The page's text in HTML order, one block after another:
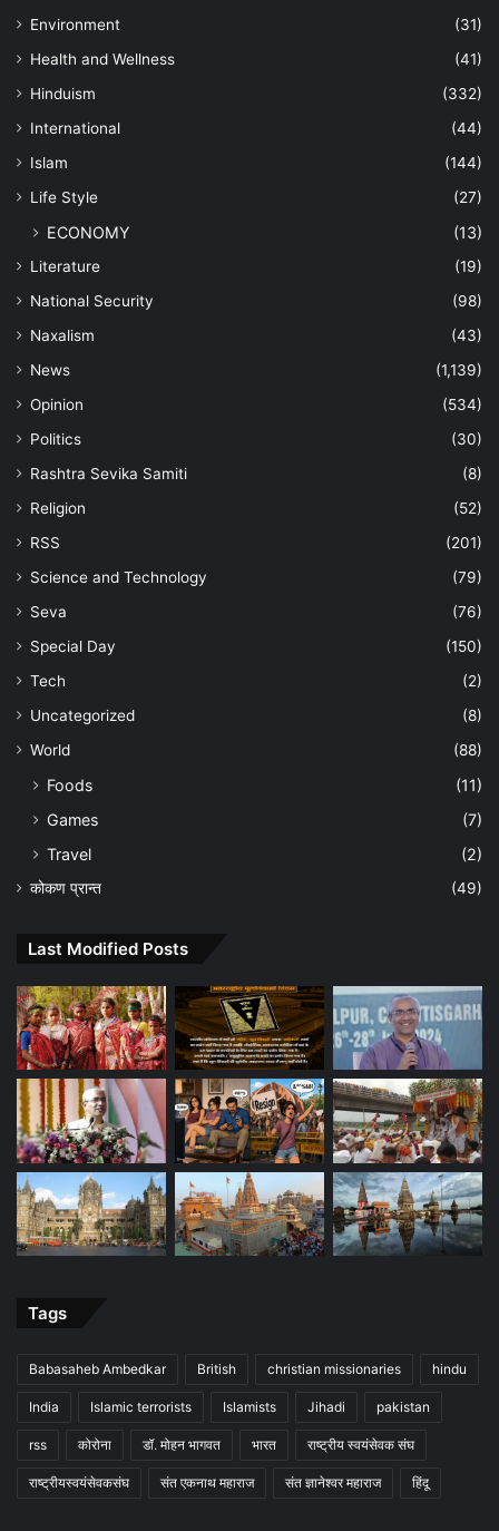
Environment
(31)
Health and Wellness
(41)
Hinduism
(332)
International
(44)
Islam
(144)
Life Style
(27)
ECONOMY (13)
Literature
(19)
National Security
(98)
Naxalism
(43)
News
(1,139)
Opinion
(534)
Politics
(30)
Rashtra Sevika Samiti
(8)
Religion
(52)
RSS
(201)
Science and Technology
(79)
Seva
(76)
Special Day
(150)
Tech
(2)
Uncategorized
(8)
World
(88)
Foods
(11)
Games
(7)
Travel
(2)
कोकण प्रान्त (49)
Last Modified Posts
Tags
Babasaheb Ambedkar British christian missionaries hindu
India Islamic terrorists Islamists Jihadi pakistan
rss कोरोना डॉ. मोहन भागवत भारत राष्ट्रीय स्वयंसेवक संघ
राष्ट्रीयस्वयंसेवकसंघ संत एकनाथ महाराज संत ज्ञानेश्वर महाराज हिंदू